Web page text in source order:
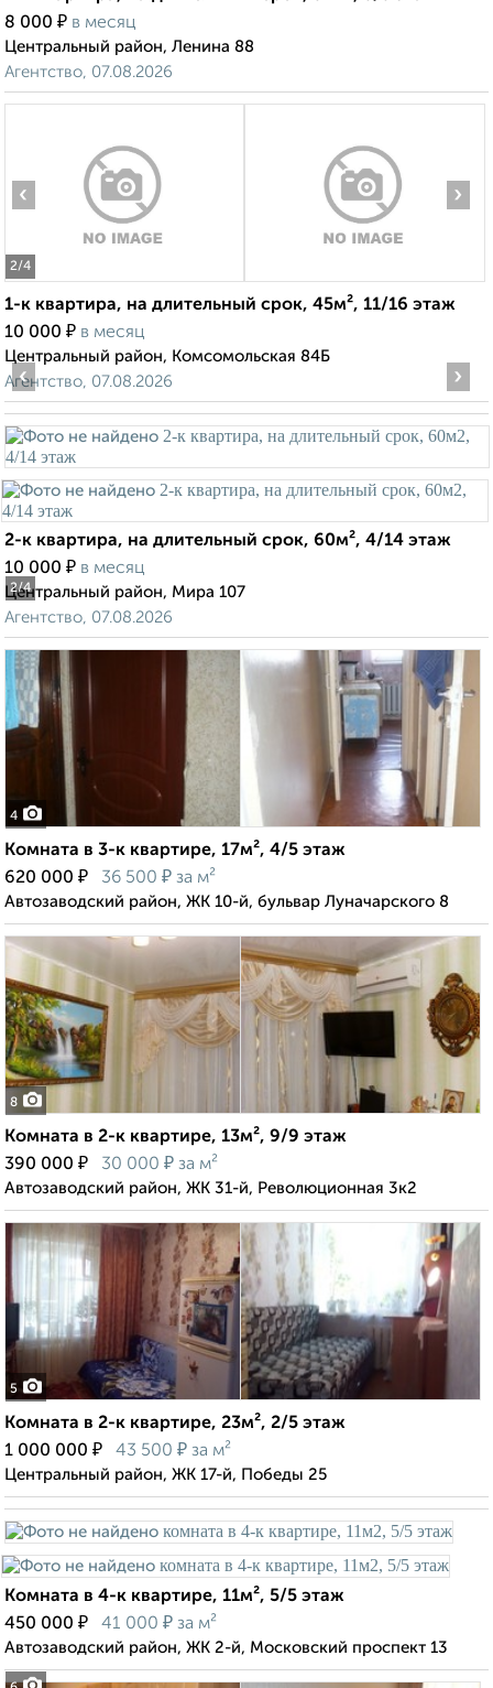
8 000 ₽ в месяц
Центральный район, Ленина 88
Агентство, 07.08.2026
2/4
‹ ›
1-к квартира, на длительный срок, 45м², 11/16 этаж
10 000 ₽ в месяц
Центральный район, Комсомольская 84Б
Агентство, 07.08.2026
2/4
‹ ›
2-к квартира, на длительный срок, 60м², 4/14 этаж
10 000 ₽ в месяц
Центральный район, Мира 107
Агентство, 07.08.2026
4
Комната в 3-к квартире, 17м², 4/5 этаж
620 000 ₽ 36 500 ₽ за м²
Автозаводский район, ЖК 10-й, бульвар Луначарского 8
8
Комната в 2-к квартире, 13м², 9/9 этаж
390 000 ₽ 30 000 ₽ за м²
Автозаводский район, ЖК 31-й, Революционная 3к2
5
Комната в 2-к квартире, 23м², 2/5 этаж
1 000 000 ₽ 43 500 ₽ за м²
Центральный район, ЖК 17-й, Победы 25
Комната в 4-к квартире, 11м², 5/5 этаж
450 000 ₽ 41 000 ₽ за м²
Автозаводский район, ЖК 2-й, Московский проспект 13